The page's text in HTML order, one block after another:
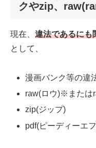
クやzip、
現在、 違法であるにも
として、
漫画バンク等の違
raw(ロウ)※または
zip(ジップ)
pdf(ピーディーエ